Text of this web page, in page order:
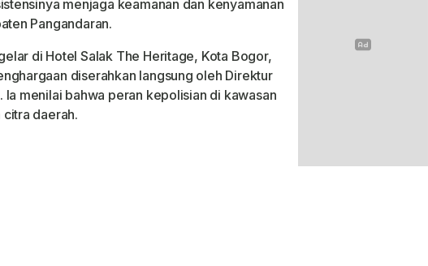
menjaga keamanan dan kenyamanan
Pangandaran.
di Hotel Salak The Heritage, Kota Bogor,
diserahkan langsung oleh Direktur
Ia menilai bahwa peran kepolisian di kawasan
daerah.